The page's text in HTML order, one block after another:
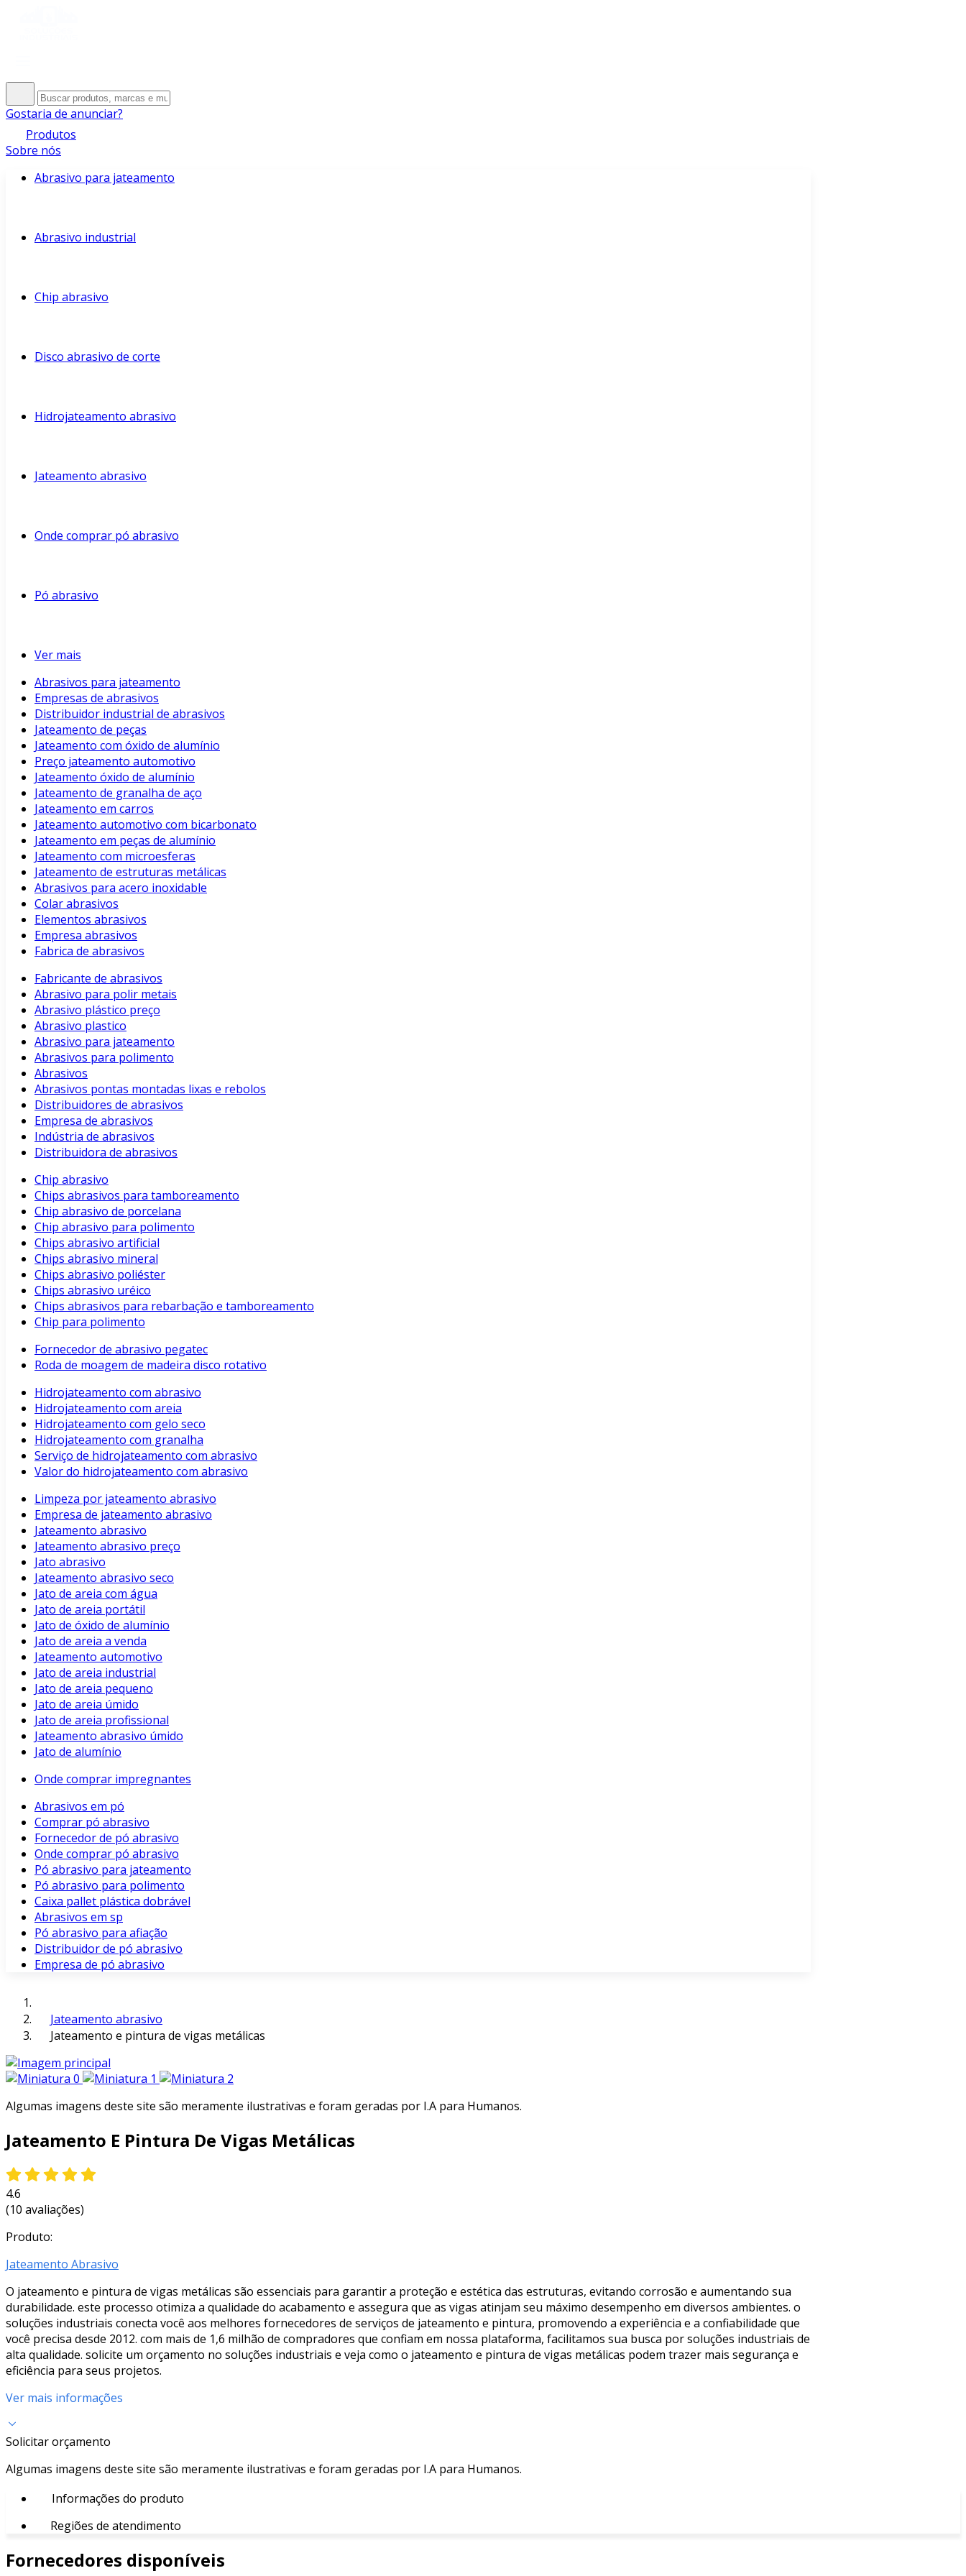
Gostaria de anunciar?
Produtos
Sobre nós
Abrasivo para jateamento
Abrasivo industrial
Chip abrasivo
Disco abrasivo de corte
Hidrojateamento abrasivo
Jateamento abrasivo
Onde comprar pó abrasivo
Pó abrasivo
Ver mais
Abrasivos para jateamento
Empresas de abrasivos
Distribuidor industrial de abrasivos
Jateamento de peças
Jateamento com óxido de alumínio
Preço jateamento automotivo
Jateamento óxido de alumínio
Jateamento de granalha de aço
Jateamento em carros
Jateamento automotivo com bicarbonato
Jateamento em peças de alumínio
Jateamento com microesferas
Jateamento de estruturas metálicas
Abrasivos para acero inoxidable
Colar abrasivos
Elementos abrasivos
Empresa abrasivos
Fabrica de abrasivos
Fabricante de abrasivos
Abrasivo para polir metais
Abrasivo plástico preço
Abrasivo plastico
Abrasivo para jateamento
Abrasivos para polimento
Abrasivos
Abrasivos pontas montadas lixas e rebolos
Distribuidores de abrasivos
Empresa de abrasivos
Indústria de abrasivos
Distribuidora de abrasivos
Chip abrasivo
Chips abrasivos para tamboreamento
Chip abrasivo de porcelana
Chip abrasivo para polimento
Chips abrasivo artificial
Chips abrasivo mineral
Chips abrasivo poliéster
Chips abrasivo uréico
Chips abrasivos para rebarbação e tamboreamento
Chip para polimento
Fornecedor de abrasivo pegatec
Roda de moagem de madeira disco rotativo
Hidrojateamento com abrasivo
Hidrojateamento com areia
Hidrojateamento com gelo seco
Hidrojateamento com granalha
Serviço de hidrojateamento com abrasivo
Valor do hidrojateamento com abrasivo
Limpeza por jateamento abrasivo
Empresa de jateamento abrasivo
Jateamento abrasivo
Jateamento abrasivo preço
Jato abrasivo
Jateamento abrasivo seco
Jato de areia com água
Jato de areia portátil
Jato de óxido de alumínio
Jato de areia a venda
Jateamento automotivo
Jato de areia industrial
Jato de areia pequeno
Jato de areia úmido
Jato de areia profissional
Jateamento abrasivo úmido
Jato de alumínio
Onde comprar impregnantes
Abrasivos em pó
Comprar pó abrasivo
Fornecedor de pó abrasivo
Onde comprar pó abrasivo
Pó abrasivo para jateamento
Pó abrasivo para polimento
Caixa pallet plástica dobrável
Abrasivos em sp
Pó abrasivo para afiação
Distribuidor de pó abrasivo
Empresa de pó abrasivo
Jateamento abrasivo
Jateamento e pintura de vigas metálicas
Algumas imagens deste site são meramente ilustrativas e foram geradas por I.A para Humanos.
Jateamento E Pintura De Vigas Metálicas
4.6
(10 avaliações)
Produto:
Jateamento Abrasivo
O jateamento e pintura de vigas metálicas são essenciais para garantir a proteção e estética das estruturas, evitando corrosão e aumentando sua
durabilidade. este processo otimiza a qualidade do acabamento e assegura que as vigas atinjam seu máximo desempenho em diversos ambientes. o
soluções industriais conecta você aos melhores fornecedores de serviços de jateamento e pintura, promovendo a experiência e a confiabilidade que
você precisa desde 2012. com mais de 1,6 milhão de compradores que confiam em nossa plataforma, facilitamos sua busca por soluções industriais de
alta qualidade. solicite um orçamento no soluções industriais e veja como o jateamento e pintura de vigas metálicas podem trazer mais segurança e
eficiência para seus projetos.
Ver mais informações
Solicitar orçamento
Algumas imagens deste site são meramente ilustrativas e foram geradas por I.A para Humanos.
Informações do produto
Regiões de atendimento
Fornecedores disponíveis